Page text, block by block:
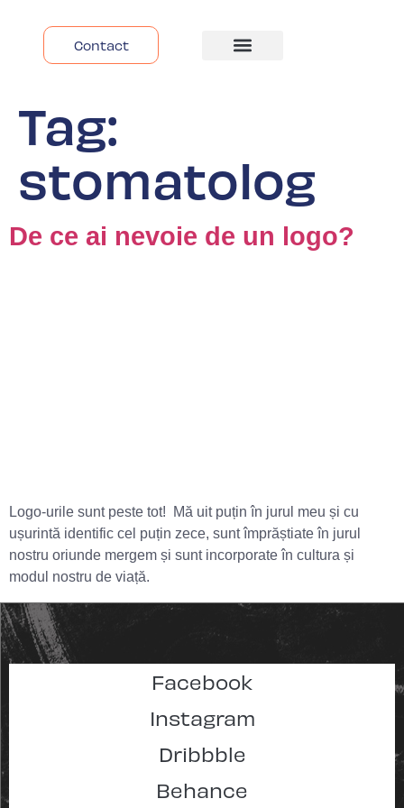
Contact
Tag:
stomatolog
De ce ai nevoie de un logo?
Logo-urile sunt peste tot! Mă uit puțin în jurul meu și cu
ușurintă identific cel puțin zece, sunt împrăștiate în jurul
nostru oriunde mergem și sunt incorporate în cultura și
modul nostru de viață.
Facebook
Instagram
Dribbble
Behance